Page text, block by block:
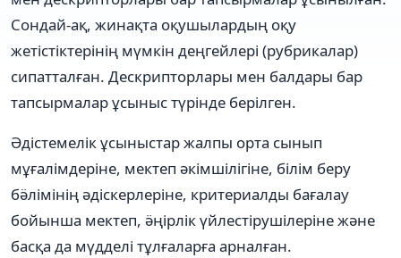
Сондай-ақ, жинақта оқушылардың оқу
жетістіктерінің мүмкін деңгейлері (рубрикалар)
сипатталған. Дескрипторлары мен балдары бар
тапсырмалар ұсыныс түрінде берілген.
Әдістемелік ұсыныстар жалпы орта сынып
мұғалімдеріне, мектеп әкімшілігіне, білім беру
бӛлімінің әдіскерлеріне, критериалды бағалау
бойынша мектеп, ӛңірлік үйлестірушілеріне және
басқа да мүдделі тұлғаларға арналған.